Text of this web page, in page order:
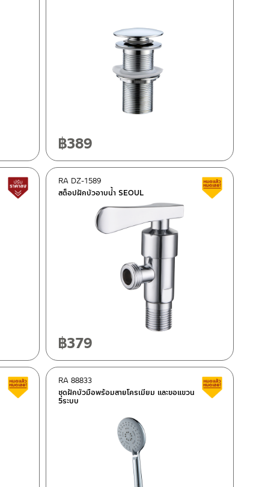
฿389
Lower price tag
สต็อปฝักบัวอาบน้ำ SEOUL
RA DZ-1589
฿379
Clearance sale
ชุดฝักบัวมือพร้อมสายโครเมียม และขอแขวน
5ระบบ
RA 88833